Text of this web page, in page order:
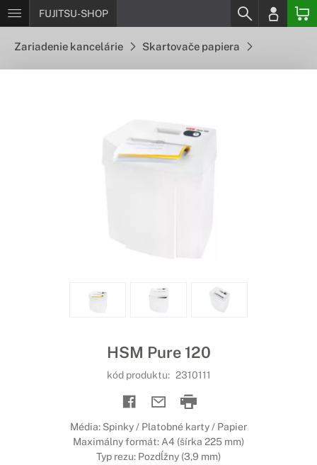
FUJITSU-SHOP
Zariadenie kancelárie Skartovače papiera
HSM Pure 120
kód produktu: 2310111
Média: Spinky / Platobné karty / Papier
Maximálny formát: A4 (šírka 225 mm)
Typ rezu: Pozdĺžny (3,9 mm)